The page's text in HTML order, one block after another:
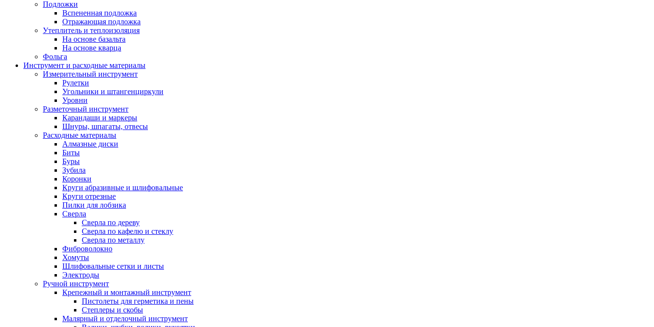
Подложки
Вспененная подложка
Отражающая подложка
Утеплитель и теплоизоляция
На основе базальта
На основе кварца
Фольга
Инструмент и расходные материалы
Измерительный инструмент
Рулетки
Угольники и штангенциркули
Уровни
Разметочный инструмент
Карандаши и маркеры
Шнуры, шпагаты, отвесы
Расходные материалы
Алмазные диски
Биты
Буры
Зубила
Коронки
Круги абразивные и шлифовальные
Круги отрезные
Пилки для лобзика
Сверла
Сверла по дереву
Сверла по кафелю и стеклу
Сверла по металлу
Фиброволокно
Хомуты
Шлифовальные сетки и листы
Электроды
Ручной инструмент
Крепежный и монтажный инструмент
Пистолеты для герметика и пены
Степлеры и скобы
Малярный и отделочный инструмент